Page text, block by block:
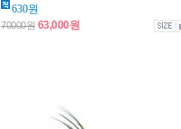
630원
70000원 63,000원